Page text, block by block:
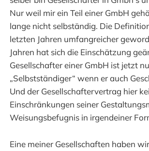
Nur weil mir ein Teil einer GmbH
lange nicht selbständig. Die
letzten Jahren umfangreicher
Jahren hat sich die Einschätzung
Gesellschafter einer GmbH ist jetzt
„Selbstständiger“ wenn er auch
Und der Gesellschaftervertrag hier
Einschränkungen seiner
Weisungsbefugnis in irgendeiner
Eine meiner Gesellschaften haben